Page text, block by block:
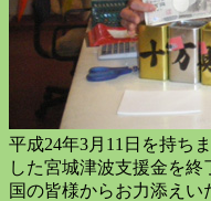
平成24年3月11日を持ち
した宮城津波支援金を
国の皆様からお力添えい